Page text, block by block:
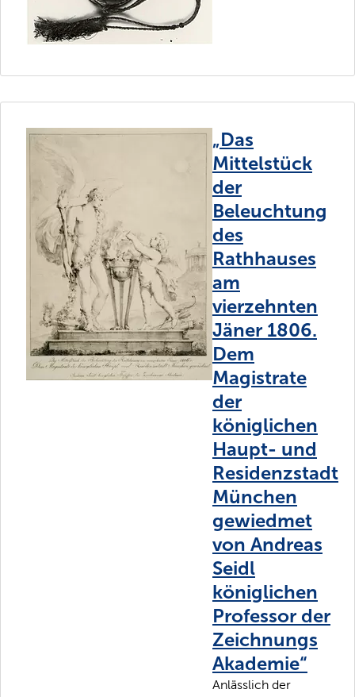
„Das
Mittelstück
der
Beleuchtung
des
Rathhauses
am
vierzehnten
Jäner 1806.
Dem
Magistrate
der
königlichen
Haupt- und
Residenzstadt
München
gewiedmet
von Andreas
Seidl
königlichen
Professor der
Zeichnungs
Akademie“
Anlässlich der